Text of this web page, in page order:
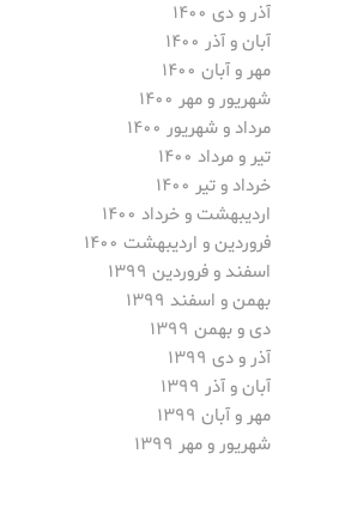
آذر و دی ۱۴۰۰
آبان و آذر ۱۴۰۰
مهر و آبان ۱۴۰۰
شهریور و مهر ۱۴۰۰
مرداد و شهریور ۱۴۰۰
تیر و مرداد ۱۴۰۰
خرداد و تیر ۱۴۰۰
اردیبهشت و خرداد ۱۴۰۰
فروردین و اردیبهشت ۱۴۰۰
اسفند و فروردین ۱۳۹۹
بهمن و اسفند ۱۳۹۹
دی و بهمن ۱۳۹۹
آذر و دی ۱۳۹۹
آبان و آذر ۱۳۹۹
مهر و آبان ۱۳۹۹
شهریور و مهر ۱۳۹۹